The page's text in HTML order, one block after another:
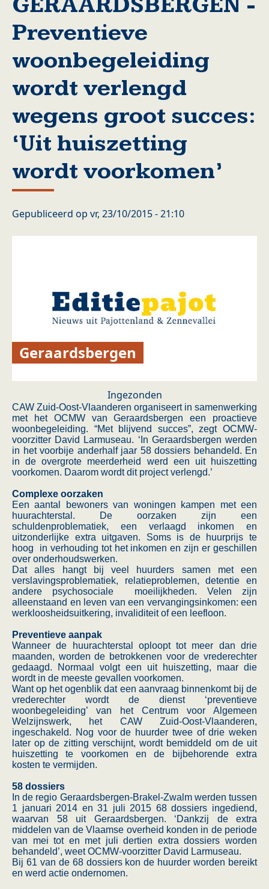
Preventieve
woonbegeleiding
wordt verlengd
wegens groot succes:
‘Uit huiszetting
wordt voorkomen’
Gepubliceerd op vr, 23/10/2015 - 21:10
Geraardsbergen
Ingezonden
CAW Zuid-Oost-Vlaanderen organiseert in samenwerking
met het OCMW van Geraardsbergen een proactieve
woonbegeleiding. “Met blijvend succes”, zegt OCMW-
voorzitter David Larmuseau. ‘In Geraardsbergen werden
in het voorbije anderhalf jaar 58 dossiers behandeld. En
in de overgrote meerderheid werd een uit huiszetting
voorkomen. Daarom wordt dit project verlengd.’
Complexe oorzaken
Een aantal bewoners van woningen kampen met een
huurachterstal. De oorzaken zijn een
schuldenproblematiek, een verlaagd inkomen en
uitzonderlijke extra uitgaven. Soms is de huurprijs te
hoog in verhouding tot het inkomen en zijn er geschillen
over onderhoudswerken.
Dat alles hangt bij veel huurders samen met een
verslavingsproblematiek, relatieproblemen, detentie en
andere psychosociale moeilijkheden. Velen zijn
alleenstaand en leven van een vervangingsinkomen: een
werkloosheidsuitkering, invaliditeit of een leefloon.
Preventieve aanpak
Wanneer de huurachterstal oploopt tot meer dan drie
maanden, worden de betrokkenen voor de vrederechter
gedaagd. Normaal volgt een uit huiszetting, maar die
wordt in de meeste gevallen voorkomen.
Want op het ogenblik dat een aanvraag binnenkomt bij de
vrederechter wordt de dienst ‘preventieve
woonbegeleiding’ van het Centrum voor Algemeen
Welzijnswerk, het CAW Zuid-Oost-Vlaanderen,
ingeschakeld. Nog voor de huurder twee of drie weken
later op de zitting verschijnt, wordt bemiddeld om de uit
huiszetting te voorkomen en de bijbehorende extra
kosten te vermijden.
58 dossiers
In de regio Geraardsbergen-Brakel-Zwalm werden tussen
1 januari 2014 en 31 juli 2015 68 dossiers ingediend,
waarvan 58 uit Geraardsbergen. ‘Dankzij de extra
middelen van de Vlaamse overheid konden in de periode
van mei tot en met juli dertien extra dossiers worden
behandeld’, weet OCMW-voorzitter David Larmuseau.
Bij 61 van de 68 dossiers kon de huurder worden bereikt
en werd actie ondernomen.